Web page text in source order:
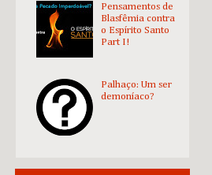
Pensamentos de
Blasfêmia contra
o Espírito Santo
Part I!
Palhaço: Um ser
demoníaco?